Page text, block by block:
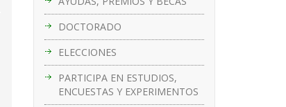
DOCTORADO
ELECCIONES
PARTICIPA EN ESTUDIOS,
ENCUESTAS Y EXPERIMENTOS